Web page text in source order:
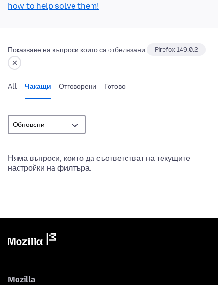
how to help solve them!
Показване на въпроси които са отбелязани: Firefox 149.0.2
All Чакащи Отговорени Готово
Няма въпроси, които да съответстват на текущите
настройки на филтъра.
Mozilla